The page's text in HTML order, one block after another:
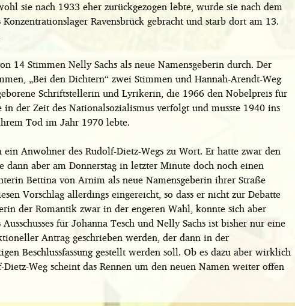
sie nach 1933 eher zurückgezogen lebte, wurde sie nach dem
Ravensbrück gebracht und starb dort am 13.
14 Stimmen Nelly Sachs als neue Namensgeberin durch. Der
„Bei den Dichtern“ zwei Stimmen und Hannah-Arendt-Weg
Schriftstellerin und Lyrikerin, die 1966 den Nobelpreis für
der Zeit des Nationalsozialismus verfolgt und musste 1940 ins
Tod im Jahr 1970 lebte.
Anwohner des Rudolf-Dietz-Wegs zu Wort. Er hatte zwar den
dann aber am Donnerstag in letzter Minute doch noch einen
Bettina von Arnim als neue Namensgeberin ihrer Straße
Vorschlag allerdings eingereicht, so dass er nicht zur Debatte
der Romantik zwar in der engeren Wahl, konnte sich aber
für Johanna Tesch und Nelly Sachs ist bisher nur eine
Antrag geschrieben werden, der dann in der
Beschlussfassung gestellt werden soll. Ob es dazu aber wirklich
Weg scheint das Rennen um den neuen Namen weiter offen